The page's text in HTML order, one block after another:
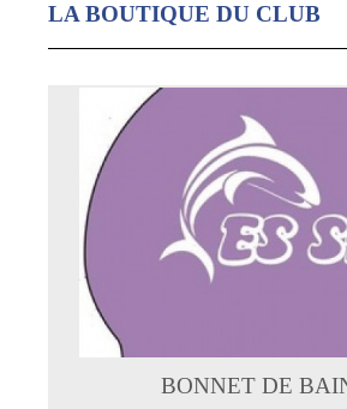
LA BOUTIQUE DU CLUB
BONNET DE